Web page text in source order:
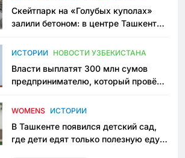
Скейтпарк на «Голубых куполах»
залили бетоном: в центре Ташкента
пространство
ИСТОРИИ НОВОСТИ УЗБЕКИСТАНА
Власти выплатят 300 млн сумов
предпринимателю, который провёл
приговору
WOMENS ИСТОРИИ
В Ташкенте появился детский сад,
где дети едят только полезную еду.